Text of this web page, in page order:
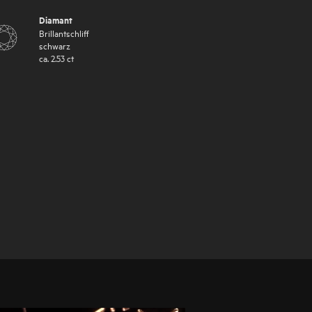
Diamant
Brillantschliff
schwarz
ca. 2.53ct